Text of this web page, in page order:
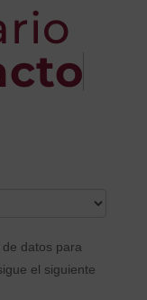
datos para
el siguiente